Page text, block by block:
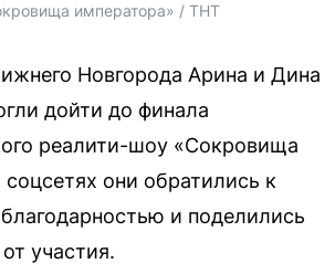
императора» / ТНТ
Новгорода Арина и Дина
дойти до финала
реалити-шоу «Сокровища
они обратились к
и поделились
участия.